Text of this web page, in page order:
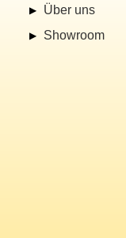
Über uns
Showroom